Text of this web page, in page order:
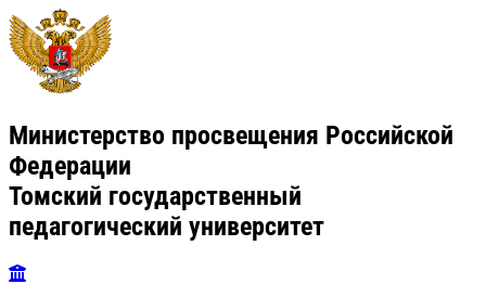
Министерство просвещения Российской
Федерации
Томский государственный
педагогический университет